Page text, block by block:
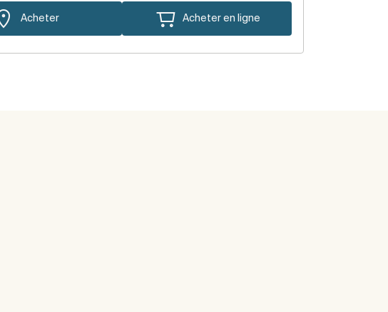
Acheter Acheter en ligne